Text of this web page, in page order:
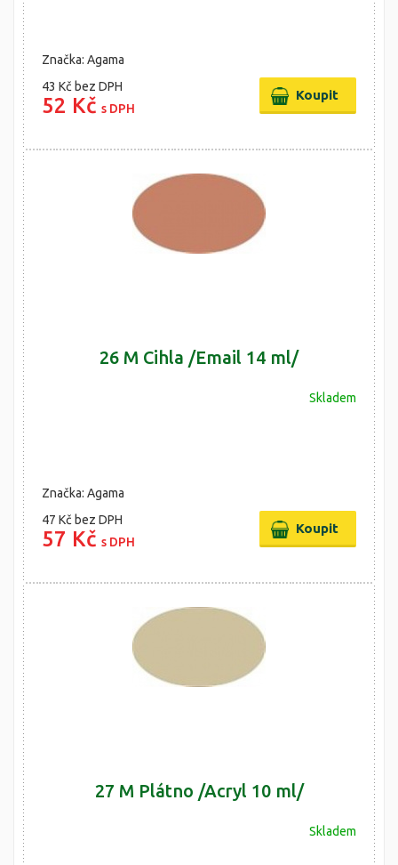
Značka: Agama
43 Kč bez DPH
52 Kč s DPH
26 M Cihla /Email 14 ml/
Skladem
Značka: Agama
47 Kč bez DPH
57 Kč s DPH
27 M Plátno /Acryl 10 ml/
Skladem